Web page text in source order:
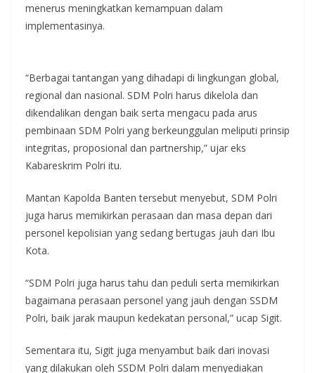
menerus meningkatkan kemampuan dalam
implementasinya.
“Berbagai tantangan yang dihadapi di lingkungan global,
regional dan nasional. SDM Polri harus dikelola dan
dikendalikan dengan baik serta mengacu pada arus
pembinaan SDM Polri yang berkeunggulan meliputi prinsip
integritas, proposional dan partnership,” ujar eks
Kabareskrim Polri itu.
Mantan Kapolda Banten tersebut menyebut, SDM Polri
juga harus memikirkan perasaan dan masa depan dari
personel kepolisian yang sedang bertugas jauh dari Ibu
Kota.
“SDM Polri juga harus tahu dan peduli serta memikirkan
bagaimana perasaan personel yang jauh dengan SSDM
Polri, baik jarak maupun kedekatan personal,” ucap Sigit.
Sementara itu, Sigit juga menyambut baik dari inovasi
yang dilakukan oleh SSDM Polri dalam menyediakan